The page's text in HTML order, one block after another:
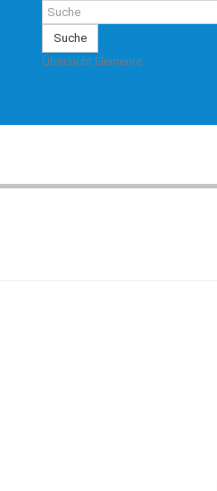
Suche
Übersicht Elemente